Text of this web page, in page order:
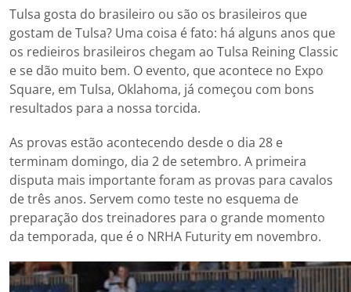
Tulsa gosta do brasileiro ou são os brasileiros que
gostam de Tulsa? Uma coisa é fato: há alguns anos que
os redieiros brasileiros chegam ao Tulsa Reining Classic
e se dão muito bem. O evento, que acontece no Expo
Square, em Tulsa, Oklahoma, já começou com bons
resultados para a nossa torcida.
As provas estão acontecendo desde o dia 28 e
terminam domingo, dia 2 de setembro. A primeira
disputa mais importante foram as provas para cavalos
de três anos. Servem como teste no esquema de
preparação dos treinadores para o grande momento
da temporada, que é o NRHA Futurity em novembro.